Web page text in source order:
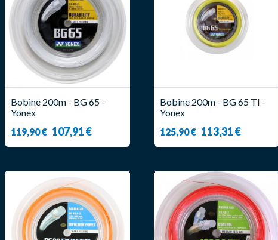
Bobine 200m - BG 65 -
Yonex
119,90 € 107,91 €
Bobine 200m - BG 65 TI -
Yonex
125,90 € 113,31 €